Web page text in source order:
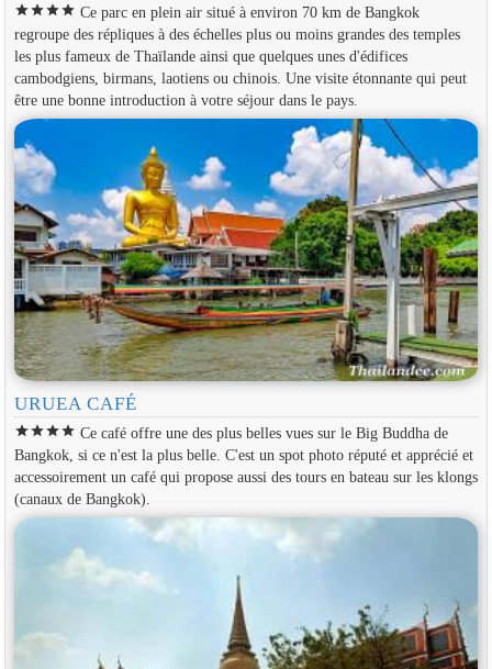
starstarstarstar Ce parc en plein air situé à environ 70 km de Bangkok
regroupe des répliques à des échelles plus ou moins grandes des temples
les plus fameux de Thaïlande ainsi que quelques unes d'édifices
cambodgiens, birmans, laotiens ou chinois. Une visite étonnante qui peut
être une bonne introduction à votre séjour dans le pays.
URUEA CAFÉ
starstarstarstar Ce café offre une des plus belles vues sur le Big Buddha de
Bangkok, si ce n'est la plus belle. C'est un spot photo réputé et apprécié et
accessoirement un café qui propose aussi des tours en bateau sur les klongs
(canaux de Bangkok).